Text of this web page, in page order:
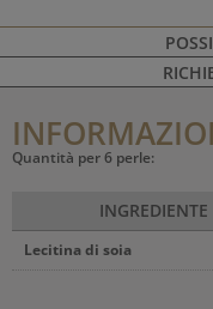
Quantità per 6 perle:
INGREDIENTE
Lecitina di soia